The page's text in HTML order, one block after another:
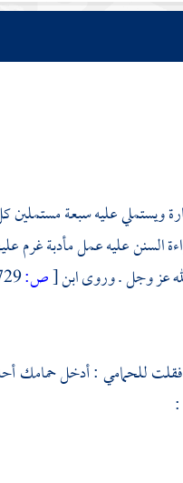
ويستملي عليه سبعة
عليه عمل مأدبة غرم
عز وجل . وروىابن[ص:
للحمامي : أدخل حمامك
: